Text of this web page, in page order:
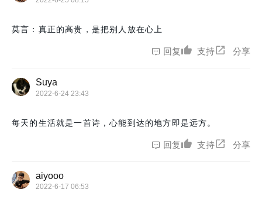
莫言：真正的高贵，是把别人放在心上
回复 支持 分享
Suya
2022-6-24 23:43
每天的生活就是一首诗，心能到达的地方即是远方。
回复 支持 分享
aiyooo
2022-6-17 06:53